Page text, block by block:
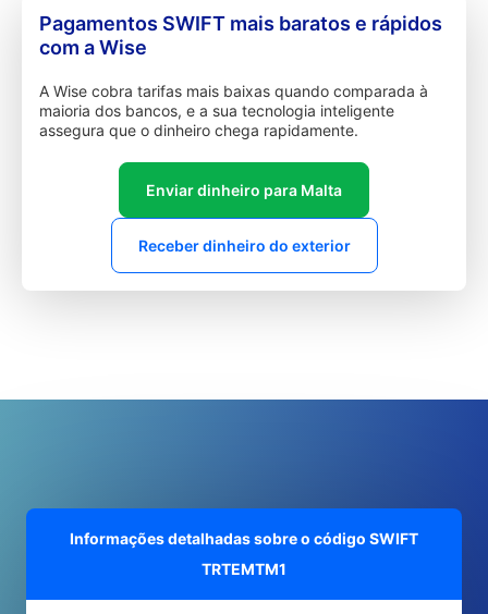
Pagamentos SWIFT mais baratos e rápidos
com a Wise
A Wise cobra tarifas mais baixas quando comparada à
maioria dos bancos, e a sua tecnologia inteligente
assegura que o dinheiro chega rapidamente.
Enviar dinheiro para Malta
Receber dinheiro do exterior
Informações detalhadas sobre o código SWIFT
TRTEMTM1